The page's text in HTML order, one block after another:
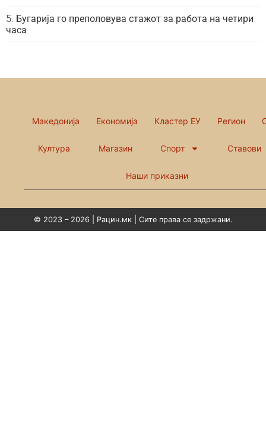
Бугарија го преполовува стажот за работа на четири
часа
Македонија Економија Кластер ЕУ Регион
Култура Магазин Спорт Ставови
Наши приказни
© 2023 – 2026 | Рацин.мк | Сите права се задржани.